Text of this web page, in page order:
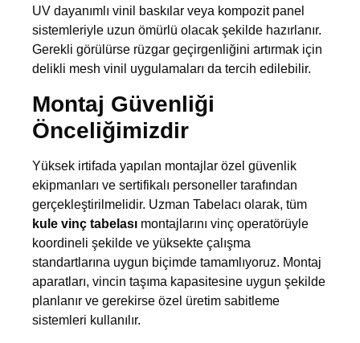
UV dayanımlı vinil baskılar veya kompozit panel
sistemleriyle uzun ömürlü olacak şekilde hazırlanır.
Gerekli görülürse rüzgar geçirgenliğini artırmak için
delikli mesh vinil uygulamaları da tercih edilebilir.
Montaj Güvenliği
Önceliğimizdir
Yüksek irtifada yapılan montajlar özel güvenlik
ekipmanları ve sertifikalı personeller tarafından
gerçekleştirilmelidir. Uzman Tabelacı olarak, tüm
kule vinç tabelası montajlarını vinç operatörüyle
koordineli şekilde ve yüksekte çalışma
standartlarına uygun biçimde tamamlıyoruz. Montaj
aparatları, vincin taşıma kapasitesine uygun şekilde
planlanır ve gerekirse özel üretim sabitleme
sistemleri kullanılır.